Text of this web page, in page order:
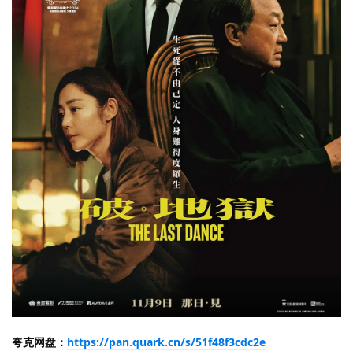
夸克网盘： https://pan.quark.cn/s/51f48f3cdc2e